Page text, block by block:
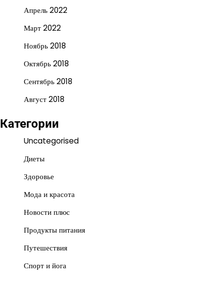
Апрель 2022
Март 2022
Ноябрь 2018
Октябрь 2018
Сентябрь 2018
Август 2018
Категории
Uncategorised
Диеты
Здоровье
Мода и красота
Новости плюс
Продукты питания
Путешествия
Спорт и йога